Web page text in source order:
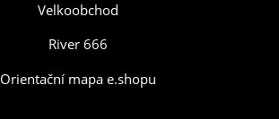
Velkoobchod
River 666
Orientační mapa e.shopu